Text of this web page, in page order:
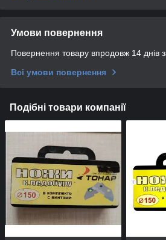
Умови повернення
Повернення товару впродовж 14 днів
Всі умови повернення
Подібні товари компанії